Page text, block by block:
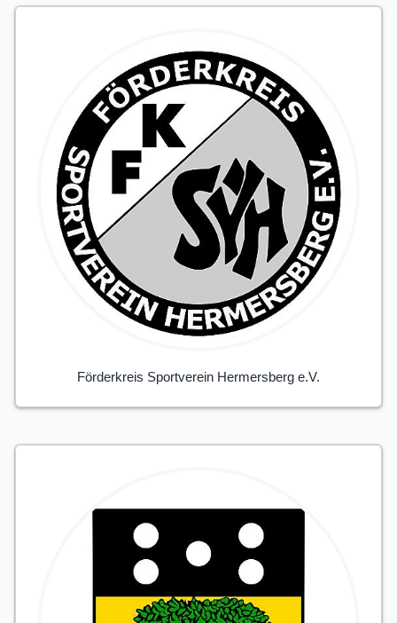
Förderkreis Sportverein Hermersberg e.V.